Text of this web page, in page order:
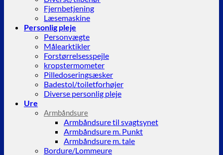
Fjernbetjening
Læsemaskine
Personlig pleje
Personvægte
Målearktikler
Forstørrelsesspejle
kropstermometer
Pilledoseringsæsker
Badestol/toiletforhøjer
Diverse personlig pleje
Ure
Armbåndsure
Armbåndsure til svagtsynet
Armbåndsure m. Punkt
Armbåndsure m. tale
Bordure/Lommeure